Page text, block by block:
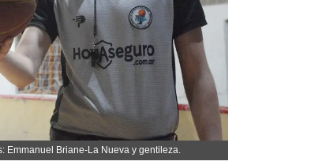
Emmanuel Briane-La Nueva y gentileza.